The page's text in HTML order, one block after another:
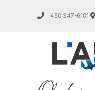
450 347-6101